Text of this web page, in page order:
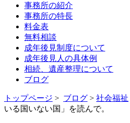
事務所の紹介
事務所の特長
料金表
無料相談
成年後見制度について
成年後見人の具体例
相続、遺産整理について
ブログ
トップページ > ブログ > 社会福祉
いる国いない国」を読んで。